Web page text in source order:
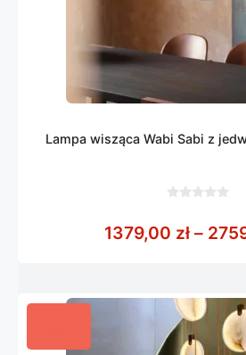
Lampa wisząca Wabi Sabi z
5
1379,00 zł –